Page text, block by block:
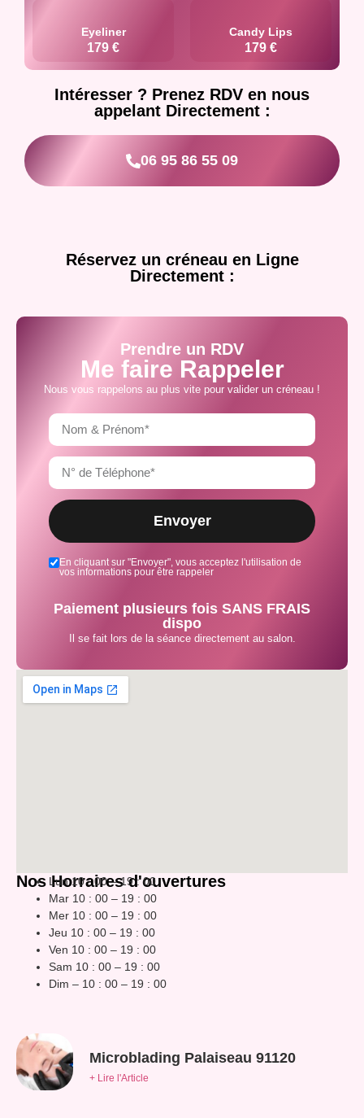
Prendre un RDV
Me faire Rappeler
Nous vous rappelons au plus vite pour valider un créneau !
En cliquant sur "Envoyer", vous acceptez l'utilisation de
vos informations pour être rappeler
Envoyer
Paiement plusieurs fois SANS FRAIS
dispo
Il se fait lors de la séance directement au salon.
Nos Horraires d'ouvertures
Lun 10 : 00 – 19 : 00
Mar 10 : 00 – 19 : 00
Mer 10 : 00 – 19 : 00
Jeu 10 : 00 – 19 : 00
Ven 10 : 00 – 19 : 00
Sam 10 : 00 – 19 : 00
Dim – 10 : 00 – 19 : 00
Microblading Palaiseau 91120
+ Lire l'Article
Eyeliner
179 €
Candy Lips
179 €
Intéresser ? Prenez RDV en nous
appelant Directement :
06 95 86 55 09
Réservez un créneau en Ligne
Directement :